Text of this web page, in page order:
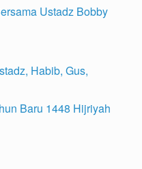
Ustadz Bobby
Habib, Gus,
Baru 1448 Hijriyah